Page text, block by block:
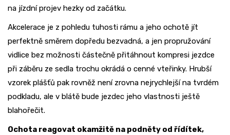
na jízdní projev hezky od začátku.
Akcelerace je z pohledu tuhosti rámu a jeho ochotě jít
perfektně směrem dopředu bezvadná, a jen propružování
vidlice bez možnosti částečně přitáhnout kompresi jezdce
při záběru ze sedla trochu okrádá o cenné vteřinky. Hrubší
vzorek plášťů pak rovněž není zrovna nejrychlejší na tvrdém
podkladu, ale v blátě bude jezdec jeho vlastnosti ještě
blahořečit.
Ochota reagovat okamžitě na podněty od řídítek,